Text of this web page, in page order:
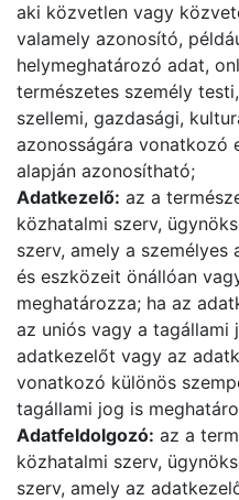
aki közvetlen vagy
valamely azonosító,
helymeghatározó adat,
természetes személy
szellemi, gazdasági,
azonosságára vonatkozó
alapján azonosítható;
Adatkezelő: az a
közhatalmi szerv,
szerv, amely a
és eszközeit önállóan
meghatározza; ha az
az uniós vagy a tagállami
adatkezelőt vagy az
vonatkozó különös
tagállami jog is
Adatfeldolgozó: az a
közhatalmi szerv,
szerv, amely az